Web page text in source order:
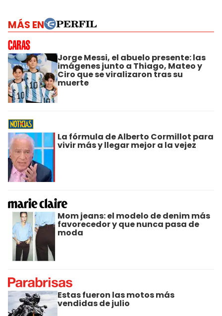
MÁS EN
Jorge Messi, el abuelo presente: las
imágenes junto a Thiago, Mateo y
Ciro que se viralizaron tras su
muerte
La fórmula de Alberto Cormillot para
vivir más y llegar mejor a la vejez
Mom jeans: el modelo de denim más
favorecedor y que nunca pasa de
moda
Estas fueron las motos más
vendidas de julio